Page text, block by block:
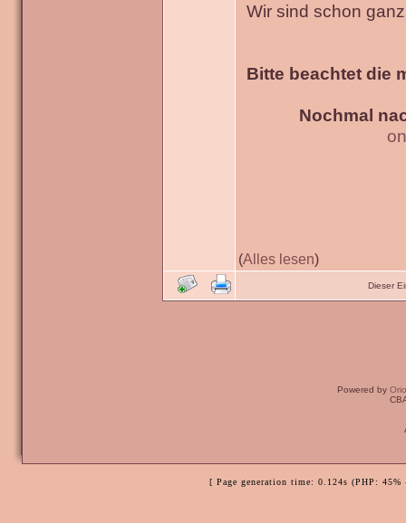
Wir sind schon
Bitte beachtet die
Nochmal
(Alles lesen)
Dieser
Powered by
[ Page generation time: 0.124s (PHP: